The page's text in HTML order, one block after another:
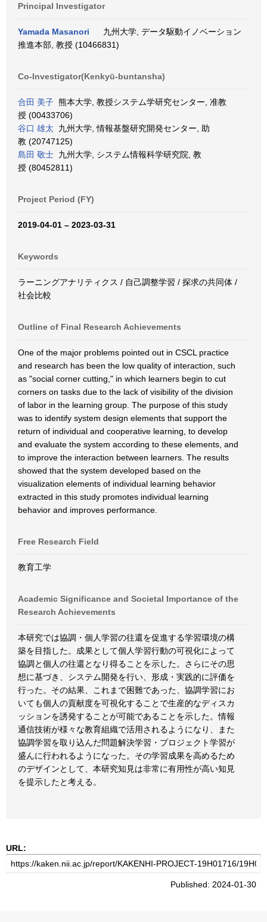
Principal Investigator
Yamada Masanori
九州大学, データ駆動イノベーション
推進本部, 教授 (10466831)
Co-Investigator(Kenkyū-buntansha)
合田 美子 熊本大学, 教授システム学研究センター, 准教
授 (00433706)
谷口 雄太 九州大学, 情報基盤研究開発センター, 助
教 (20747125)
島田 敬士 九州大学, システム情報科学研究院, 教
授 (80452811)
Project Period (FY)
2019-04-01 – 2023-03-31
Keywords
ラーニングアナリティクス / 自己調整学習 / 探求の共同体 /
社会比較
Outline of Final Research Achievements
One of the major problems pointed out in CSCL practice
and research has been the low quality of interaction, such
as "social corner cutting," in which learners begin to cut
corners on tasks due to the lack of visibility of the division
of labor in the learning group. The purpose of this study
was to identify system design elements that support the
return of individual and cooperative learning, to develop
and evaluate the system according to these elements, and
to improve the interaction between learners. The results
showed that the system developed based on the
visualization elements of individual learning behavior
extracted in this study promotes individual learning
behavior and improves performance.
Free Research Field
教育工学
Academic Significance and Societal Importance of the
Research Achievements
本研究では協調・個人学習の往還を促進する学習環境の構
築を目指した。成果として個人学習行動の可視化によって
協調と個人の往還となり得ることを示した。さらにその思
想に基づき、システム開発を行い、形成・実践的に評価を
行った。その結果、これまで困難であった、協調学習にお
いても個人の貢献度を可視化することで生産的なディスカ
ッションを誘発することが可能であることを示した。情報
通信技術が様々な教育組織で活用されるようになり、また
協調学習を取り込んだ問題解決学習・プロジェクト学習が
盛んに行われるようになった。その学習成果を高めるため
のデザインとして、本研究知見は非常に有用性が高い知見
を提示したと考える。
URL:
Published: 2024-01-30